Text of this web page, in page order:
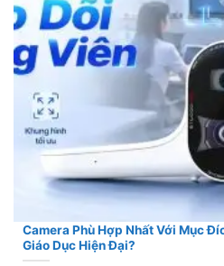
Camera Phù Hợp Nhất Với Mục
Giáo Dục Hiện Đại?